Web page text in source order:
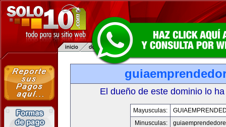
El dueño de este dominio lo
Mayusculas:
Minusculas: